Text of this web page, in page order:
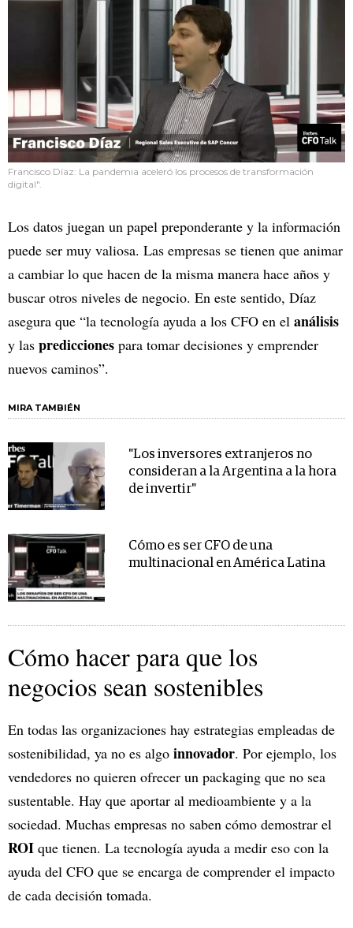
Francisco Díaz: La pandemia aceleró los procesos de transformación
digital".
Los datos juegan un papel preponderante y la información
puede ser muy valiosa. Las empresas se tienen que animar
a cambiar lo que hacen de la misma manera hace años y
buscar otros niveles de negocio. En este sentido, Díaz
asegura que “la tecnología ayuda a los CFO en el análisis
y las predicciones para tomar decisiones y emprender
nuevos caminos”.
MIRA TAMBIÉN
"Los inversores extranjeros no
consideran a la Argentina a la hora
de invertir"
Cómo es ser CFO de una
multinacional en América Latina
Cómo hacer para que los
negocios sean sostenibles
En todas las organizaciones hay estrategias empleadas de
sostenibilidad, ya no es algo innovador. Por ejemplo, los
vendedores no quieren ofrecer un packaging que no sea
sustentable. Hay que aportar al medioambiente y a la
sociedad. Muchas empresas no saben cómo demostrar el
ROI que tienen. La tecnología ayuda a medir eso con la
ayuda del CFO que se encarga de comprender el impacto
de cada decisión tomada.